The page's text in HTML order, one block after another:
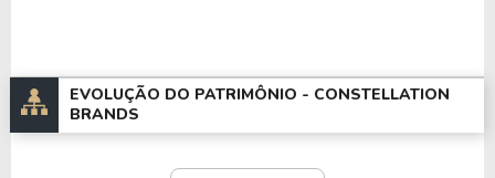
EVOLUÇÃO DO PATRIMÔNIO - CONSTELLATION
BRANDS